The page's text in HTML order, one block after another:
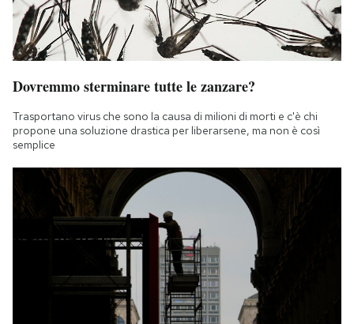
Dovremmo sterminare tutte le zanzare?
Trasportano virus che sono la causa di milioni di morti e c'è chi
propone una soluzione drastica per liberarsene, ma non è così
semplice